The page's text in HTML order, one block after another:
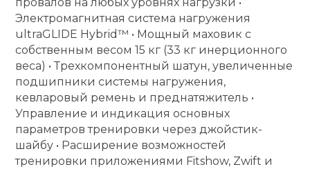
провалов на любых уровнях нагрузки •
Электромагнитная система нагружения
ultraGLIDE Hybrid™ • Мощный маховик с
собственным весом 15 кг (33 кг инерционного
веса) • Трехкомпонентный шатун, увеличенные
подшипники системы нагружения,
кевларовый ремень и преднатяжитель •
Управление и индикация основных
параметров тренировки через джойстик-
шайбу • Расширение возможностей
тренировки приложениями Fitshow, Zwift и